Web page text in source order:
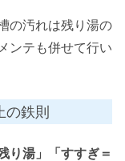
の汚れは残り湯の
ンテも併せて行い
鉄則
り湯」「すすぎ＝